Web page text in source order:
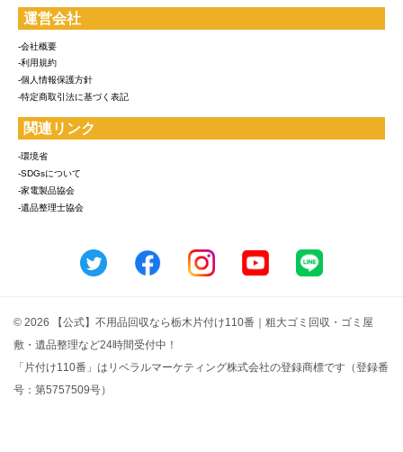
運営会社
-会社概要
-利用規約
-個人情報保護方針
-特定商取引法に基づく表記
関連リンク
-環境省
-SDGsについて
-家電製品協会
-遺品整理士協会
© 2026 【公式】不用品回収なら栃木片付け110番｜粗大ゴミ回収・ゴミ屋
敷・遺品整理など24時間受付中！
「片付け110番」はリベラルマーケティング株式会社の登録商標です（登録番
号：第5757509号）